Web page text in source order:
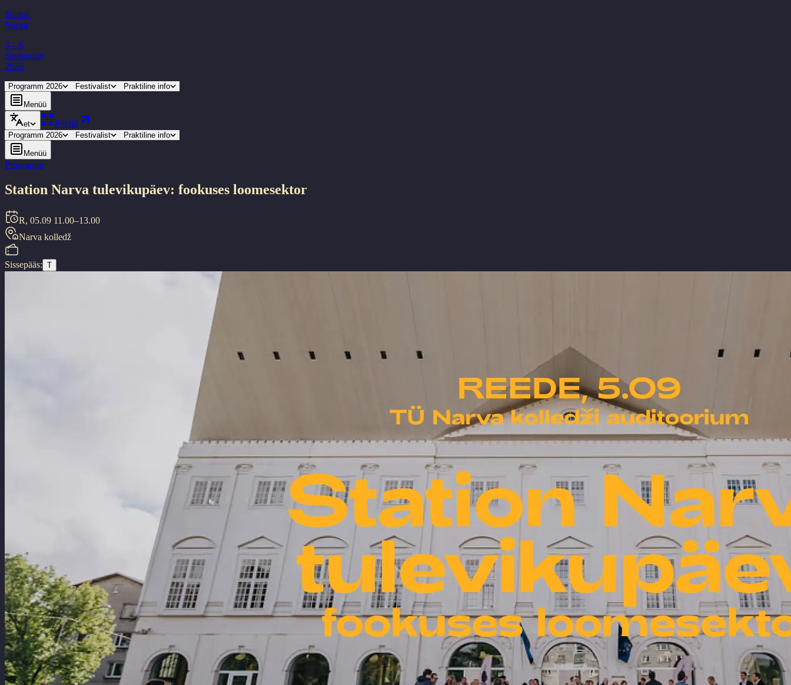
Station
Narva
3—6
September
2026
Programm 2026 Festivalist Praktiline info
Menüü
et Piletid
Programm 2026 Festivalist Praktiline info
Menüü
Programm
Station Narva tulevikupäev: fookuses loomesektor
R, 05.09 11.00–13.00
Narva kolledž
Sissepääs: T